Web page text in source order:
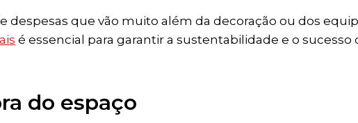
despesas que vão muito além da decoração ou dos
é essencial para garantir a sustentabilidade e o
do espaço